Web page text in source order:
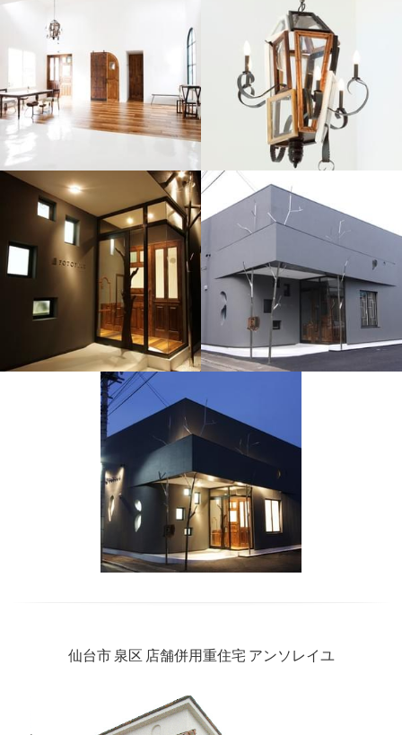
仙台市 泉区 店舗併用重住宅 アンソレイユ